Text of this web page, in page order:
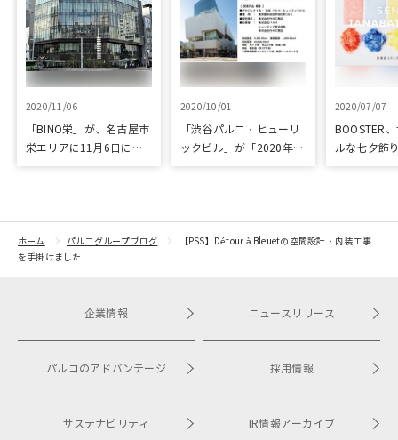
2020/11/06
「BINO栄」が、名古屋市
栄エリアに11月6日に開
2020/10/01
「渋谷パルコ・ヒューリ
ックビル」が「2020年度
2020/07/07
BOOSTER
ルな七夕飾
ホーム パルコグループブログ
【PSS】Détour à Bleuetの空間設計・内装工事
を手掛けました
企業情報
パルコのアドバンテージ
サステナビリティ
ニュースリリース
採用情報
IR情報アーカイブ